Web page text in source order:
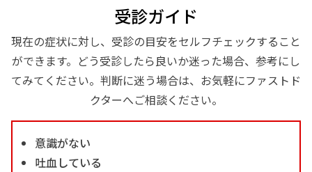
受診ガイド
現在の症状に対し、受診の目安をセルフチェックすること
ができます。どう受診したら良いか迷った場合、参考にし
てみてください。判断に迷う場合は、お気軽にファストド
クターへご相談ください。
意識がない
吐血している